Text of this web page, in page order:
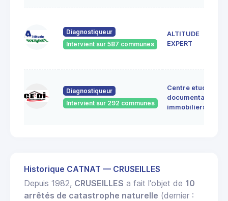
Diagnostiqueur
Intervient sur 587 communes
ALTITUDE
EXPERT
Diagnostiqueur
Intervient sur 292 communes
Centre etudes
documentation
immobiliers
Historique CATNAT — CRUSEILLES
Depuis 1982, CRUSEILLES a fait l'objet de 10
arrêtés de catastrophe naturelle (dernier :